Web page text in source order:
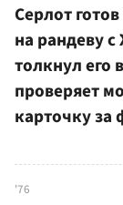
Серлот
на рандеву
толкнул его
проверяет
карточку
'76